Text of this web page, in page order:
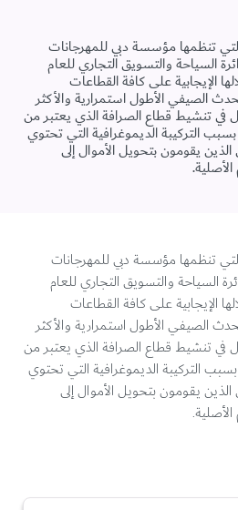
تنظمها مؤسسة دبي للمهرجانات
السياحة والتسويق التجاري للعام
الإيجابية على كافة القطاعات
الصيفي الأطول استمرارية والأكثر
تنشيط قطاع الصرافة الذي يعتبر من
التركيبة الديموغرافية التي تحتوي
يقومون بتحويل الأموال إلى
تنظمها مؤسسة دبي للمهرجانات
السياحة والتسويق التجاري للعام
الإيجابية على كافة القطاعات
الصيفي الأطول استمرارية والأكثر
تنشيط قطاع الصرافة الذي يعتبر من
التركيبة الديموغرافية التي تحتوي
يقومون بتحويل الأموال إلى